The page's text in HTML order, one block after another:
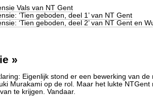
Vals van NT Gent
‘Tien geboden, deel 1’ van NT Gent
‘Tien geboden, deel 2’ van NT Gent en
»
Eigenlijk stond er een bewerking van
Murakami op de rol. Maar het lukte NTGent
te krijgen. Vandaar.